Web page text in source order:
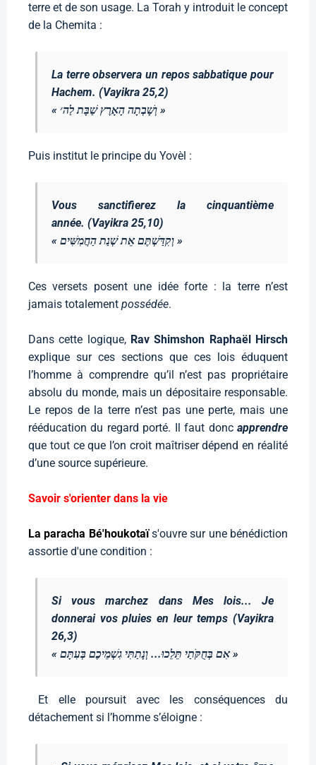
terre et de son usage. La Torah y introduit le concept
de la Chemita :
La terre observera un repos sabbatique pour
Hachem. (Vayikra 25,2)
« וְשָׁבְתָה הָאָרֶץ שַׁבָּת לַה׳ »
Puis institut le principe du Yovèl :
Vous sanctifierez la cinquantième
année. (Vayikra 25,10)
« וְקִדַּשְׁתֶּם אֵת שְׁנַת הַחֲמִשִּׁים »
Ces versets posent une idée forte : la terre n’est
jamais totalement possédée.
Dans cette logique, Rav Shimshon Raphaël Hirsch
explique sur ces sections que ces lois éduquent
l’homme à comprendre qu’il n’est pas propriétaire
absolu du monde, mais un dépositaire responsable.
Le repos de la terre n’est pas une perte, mais une
rééducation du regard porté. Il faut donc apprendre
que tout ce que l’on croit maîtriser dépend en réalité
d’une source supérieure.
Savoir s'orienter dans la vie
La paracha Bé'houkotaï s'ouvre sur une bénédiction
assortie d'une condition :
Si vous marchez dans Mes lois... Je
donnerai vos pluies en leur temps (Vayikra
26,3)
« אִם בְּחֻקֹּתַי תֵּלֵכוּ... וְנָתַתִּי גִשְׁמֵיכֶם בְּעִתָּם »
Et elle poursuit avec les conséquences du
détachement si l’homme s’éloigne :